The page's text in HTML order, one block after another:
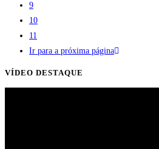
9
10
11
Ir para a próxima página
VÍDEO DESTAQUE